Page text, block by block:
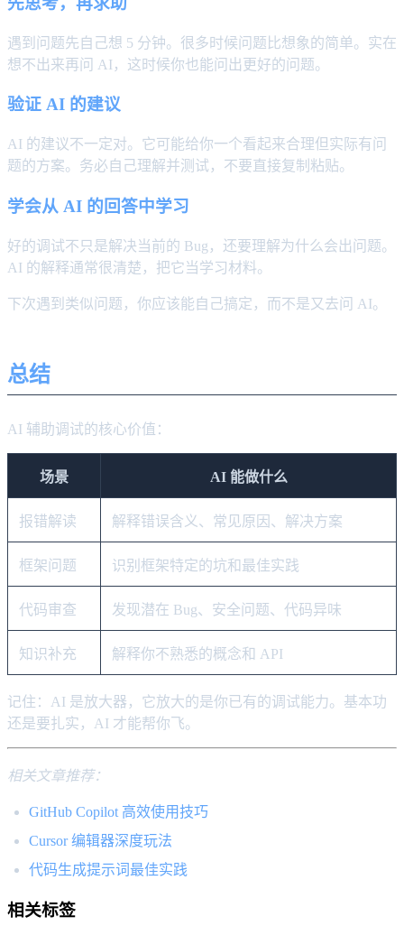
遇到问题先自己想 5 分钟。很多时候问题比想象的简单。实在
想不出来再问 AI，这时候你也能问出更好的问题。
验证 AI 的建议
AI 的建议不一定对。它可能给你一个看起来合理但实际有问
题的方案。务必自己理解并测试，不要直接复制粘贴。
学会从 AI 的回答中学习
好的调试不只是解决当前的 Bug，还要理解为什么会出问题。
AI 的解释通常很清楚，把它当学习材料。
下次遇到类似问题，你应该能自己搞定，而不是又去问 AI。
总结
AI 辅助调试的核心价值：
场景 AI 能做什么
报错解读 解释错误含义、常见原因、解决方案
框架问题 识别框架特定的坑和最佳实践
代码审查 发现潜在 Bug、安全问题、代码异味
知识补充 解释你不熟悉的概念和 API
记住：AI 是放大器，它放大的是你已有的调试能力。基本功
还是要扎实，AI 才能帮你飞。
相关文章推荐：
GitHub Copilot 高效使用技巧
Cursor 编辑器深度玩法
代码生成提示词最佳实践
相关标签